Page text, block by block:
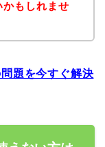
もしれませ
題を今すぐ解決